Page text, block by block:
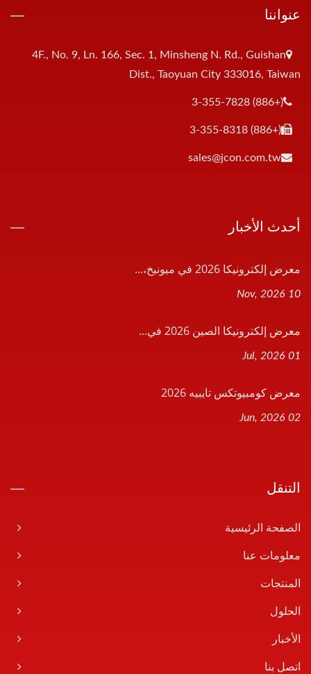
عنواننا
4F., No. 9, Ln. 166, Sec. 1, Minsheng N. Rd., Guishan
Dist., Taoyuan City 333016, Taiwan
(+886) 3-355-7828
(+886) 3-355-8318
sales@jcon.com.tw
أحدث الأخبار
معرض إلكترونيكا 2026 في ميونيخ،...
10 Nov, 2026
معرض إلكترونيكا الصين 2026 في...
01 Jul, 2026
معرض كومبيوتكس تايبيه 2026
02 Jun, 2026
التنقل
الصفحة الرئيسية
معلومات عنا
المنتجات
الحلول
الأخبار
اتصل بنا